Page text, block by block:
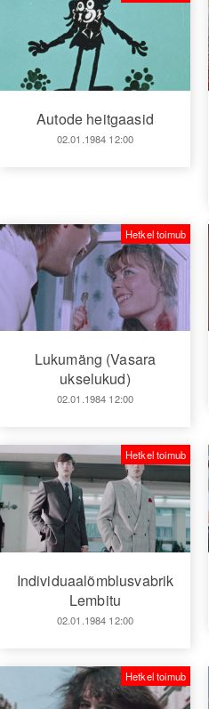
Autode heitgaasid
02.01.1984 12:00
Lukumäng (Vasara
ukselukud)
02.01.1984 12:00
Hetkel toimub
Individuaalõmblusvabrik
Lembitu
02.01.1984 12:00
Hetkel toimub
Hetkel toimub